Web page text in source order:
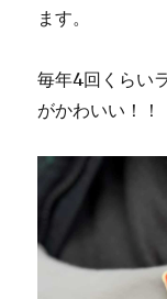
ます。
毎年4回くらい
がかわいい！！